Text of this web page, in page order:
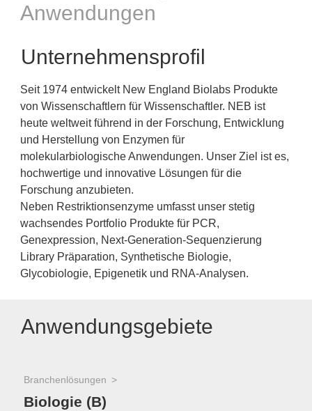
Anwendungen
Unternehmensprofil
Seit 1974 entwickelt New England Biolabs Produkte
von Wissenschaftlern für Wissenschaftler. NEB ist
heute weltweit führend in der Forschung, Entwicklung
und Herstellung von Enzymen für
molekularbiologische Anwendungen. Unser Ziel ist es,
hochwertige und innovative Lösungen für die
Forschung anzubieten.
Neben Restriktionsenzyme umfasst unser stetig
wachsendes Portfolio Produkte für PCR,
Genexpression, Next-Generation-Sequenzierung
Library Präparation, Synthetische Biologie,
Glycobiologie, Epigenetik und RNA-Analysen.
Anwendungsgebiete
Branchenlösungen
Biologie (B)